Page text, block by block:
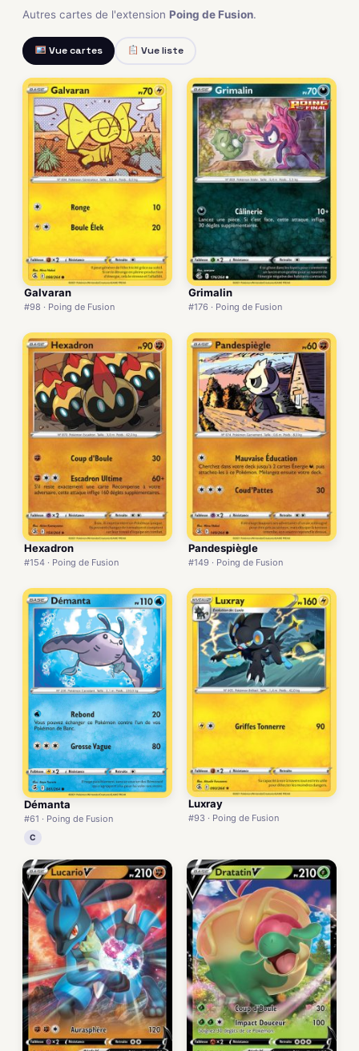
Autres cartes de l'extension Poing de Fusion.
Vue cartes Vue liste
Galvaran
#98 · Poing de Fusion
Grimalin
#176 · Poing de Fusion
Hexadron
#154 · Poing de Fusion
Pandespiègle
#149 · Poing de Fusion
Démanta
#61 · Poing de Fusion
C
Luxray
#93 · Poing de Fusion